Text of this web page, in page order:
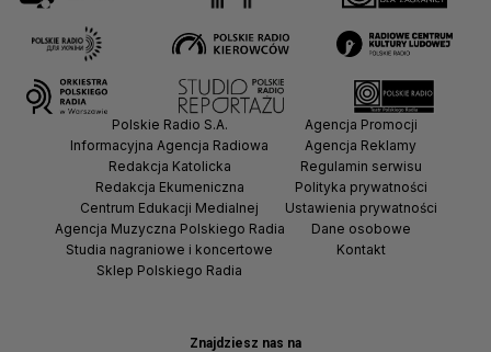
Znajdziesz nas na
Polskie Radio S.A.
Informacyjna Agencja Radiowa
Redakcja Katolicka
Redakcja Ekumeniczna
Centrum Edukacji Medialnej
Agencja Muzyczna Polskiego Radia
Studia nagraniowe i koncertowe
Sklep Polskiego Radia
Agencja Promocji
Agencja Reklamy
Regulamin serwisu
Polityka prywatności
Ustawienia prywatności
Dane osobowe
Kontakt